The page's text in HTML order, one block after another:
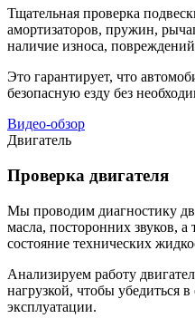
Тщательная проверка
амортизаторов, пружин,
наличие износа,
Это гарантирует, что
безопасную езду без
Видео-обзор
Двигатель
Проверка двигателя
Мы проводим диагностику
масла, посторонних звуков,
состояние технических
Анализируем работу
нагрузкой, чтобы убедиться
эксплуатации.